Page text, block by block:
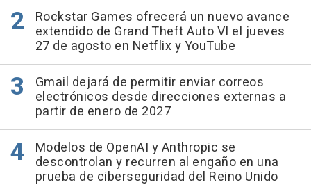
Rockstar Games ofrecerá un nuevo avance
extendido de Grand Theft Auto VI el jueves
27 de agosto en Netflix y YouTube
Gmail dejará de permitir enviar correos
electrónicos desde direcciones externas a
partir de enero de 2027
Modelos de OpenAI y Anthropic se
descontrolan y recurren al engaño en una
prueba de ciberseguridad del Reino Unido